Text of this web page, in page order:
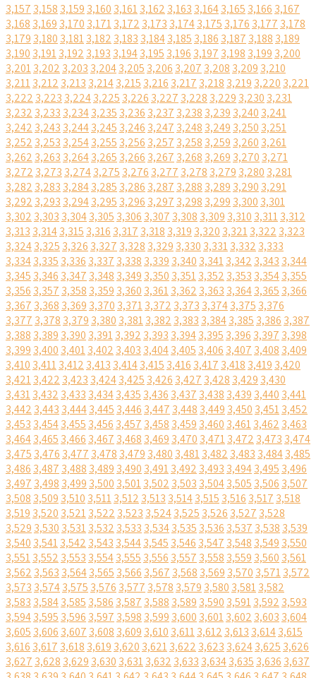
3,157 3,158 3,159 3,160 3,1613,162 3,163 3,1643,165 3,166 3,167
3,168 3,169 3,170 3,1713,172 3,173 3,1743,175 3,176 3,177 3,178
3,179 3,180 3,1813,182 3,183 3,1843,185 3,186 3,187 3,188 3,189
3,190 3,1913,192 3,193 3,1943,195 3,196 3,197 3,198 3,199 3,200
3,2013,202 3,203 3,2043,205 3,206 3,207 3,208 3,209 3,210
3,2113,212 3,213 3,2143,215 3,216 3,217 3,218 3,219 3,220 3,221
3,222 3,223 3,2243,225 3,226 3,227 3,228 3,229 3,230 3,231
3,232 3,233 3,2343,235 3,236 3,237 3,238 3,239 3,240 3,241
3,242 3,243 3,2443,245 3,246 3,247 3,248 3,249 3,250 3,251
3,252 3,253 3,2543,255 3,256 3,257 3,258 3,259 3,260 3,261
3,262 3,263 3,2643,265 3,266 3,267 3,268 3,269 3,270 3,271
3,272 3,273 3,2743,275 3,276 3,277 3,278 3,279 3,280 3,281
3,282 3,283 3,2843,285 3,286 3,287 3,288 3,289 3,290 3,291
3,292 3,293 3,2943,295 3,296 3,297 3,298 3,299 3,300 3,301
3,302 3,303 3,3043,305 3,306 3,307 3,308 3,309 3,310 3,3113,312
3,313 3,3143,315 3,316 3,317 3,318 3,319 3,320 3,3213,322 3,323
3,3243,325 3,326 3,327 3,328 3,329 3,330 3,3313,332 3,333
3,3343,335 3,336 3,337 3,338 3,339 3,340 3,3413,342 3,343 3,344
3,345 3,346 3,347 3,348 3,349 3,350 3,3513,352 3,353 3,3543,355
3,356 3,357 3,358 3,359 3,360 3,3613,362 3,363 3,3643,365 3,366
3,367 3,368 3,369 3,370 3,3713,372 3,373 3,3743,375 3,376
3,377 3,378 3,379 3,380 3,3813,382 3,383 3,3843,385 3,386 3,387
3,388 3,389 3,390 3,3913,392 3,393 3,3943,395 3,396 3,397 3,398
3,399 3,400 3,4013,402 3,403 3,4043,405 3,406 3,407 3,408 3,409
3,410 3,4113,412 3,413 3,4143,415 3,416 3,417 3,418 3,419 3,420
3,4213,422 3,423 3,4243,425 3,426 3,427 3,428 3,429 3,430
3,4313,432 3,433 3,4343,435 3,436 3,437 3,438 3,439 3,440 3,441
3,442 3,443 3,4443,445 3,446 3,447 3,448 3,449 3,450 3,4513,452
3,453 3,4543,455 3,456 3,457 3,458 3,459 3,460 3,4613,462 3,463
3,4643,465 3,466 3,467 3,468 3,469 3,470 3,4713,472 3,473 3,474
3,475 3,476 3,477 3,478 3,479 3,480 3,4813,482 3,483 3,4843,485
3,486 3,487 3,488 3,489 3,490 3,4913,492 3,493 3,4943,495 3,496
3,497 3,498 3,499 3,500 3,5013,502 3,503 3,5043,505 3,506 3,507
3,508 3,509 3,510 3,5113,512 3,513 3,5143,515 3,516 3,517 3,518
3,519 3,520 3,5213,522 3,523 3,5243,525 3,526 3,527 3,528
3,529 3,530 3,5313,532 3,533 3,5343,535 3,536 3,537 3,538 3,539
3,540 3,5413,542 3,543 3,5443,545 3,546 3,547 3,548 3,549 3,550
3,5513,552 3,553 3,5543,555 3,556 3,557 3,558 3,559 3,560 3,561
3,562 3,563 3,5643,565 3,566 3,567 3,568 3,569 3,570 3,5713,572
3,573 3,5743,575 3,576 3,577 3,578 3,579 3,580 3,5813,582
3,583 3,5843,585 3,586 3,587 3,588 3,589 3,590 3,5913,592 3,593
3,5943,595 3,596 3,597 3,598 3,599 3,600 3,6013,602 3,603 3,604
3,605 3,606 3,607 3,608 3,609 3,610 3,6113,612 3,613 3,6143,615
3,616 3,617 3,618 3,619 3,620 3,6213,622 3,623 3,6243,625 3,626
3,627 3,628 3,629 3,630 3,6313,632 3,633 3,6343,635 3,636 3,637